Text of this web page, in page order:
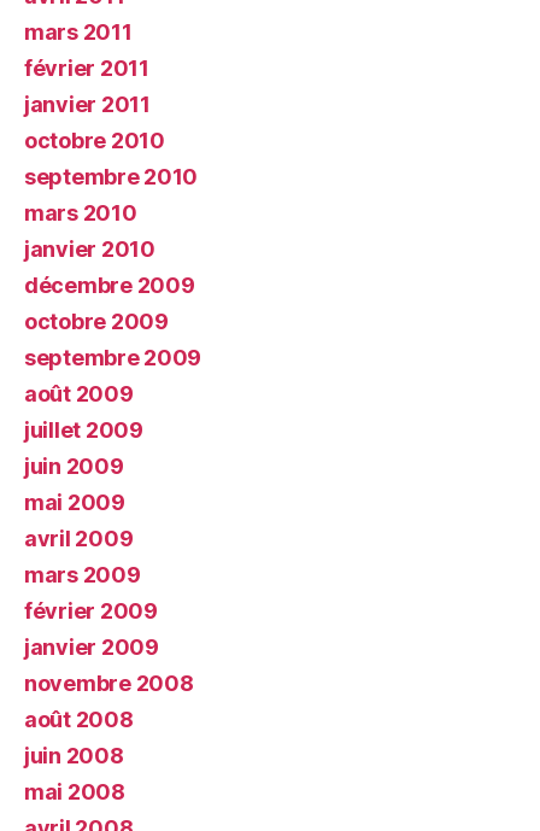
mars 2011
février 2011
janvier 2011
octobre 2010
septembre 2010
mars 2010
janvier 2010
décembre 2009
octobre 2009
septembre 2009
août 2009
juillet 2009
juin 2009
mai 2009
avril 2009
mars 2009
février 2009
janvier 2009
novembre 2008
août 2008
juin 2008
mai 2008